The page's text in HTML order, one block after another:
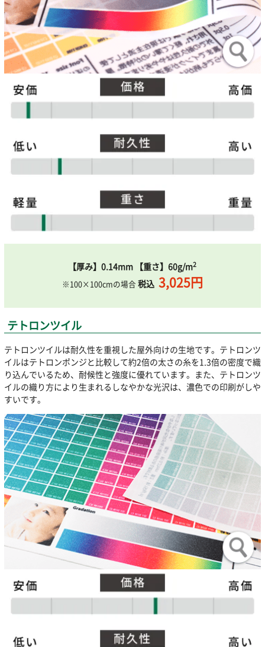
【厚み】0.14mm 【重さ】60g/m2
※100×100cmの場合 税込 3,025円
テトロンツイル
テトロンツイルは耐久性を重視した屋外向けの生地です。テトロンツ
イルはテトロンポンジと比較して約2倍の太さの糸を1.3倍の密度で織
り込んでいるため、耐候性と強度に優れています。また、テトロンツ
イルの織り方により生まれるしなやかな光沢は、濃色での印刷がしや
すいです。